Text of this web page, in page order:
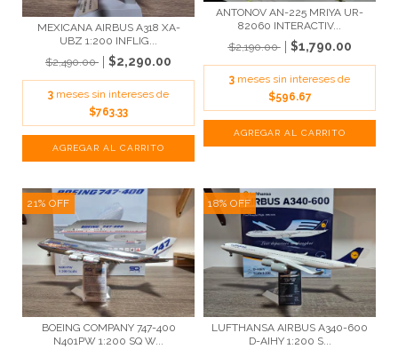
MEXICANA AIRBUS A318 XA-
UBZ 1:200 INFLIG...
$2,490.00
$2,290.00
3 meses sin intereses de
$763.33
ANTONOV AN-225 MRIYA UR-
82060 INTERACTIV...
$2,190.00
$1,790.00
3 meses sin intereses de
$596.67
21% OFF
BOEING COMPANY 747-400
N401PW 1:200 SQ W...
18% OFF
LUFTHANSA AIRBUS A340-600
D-AIHY 1:200 S...